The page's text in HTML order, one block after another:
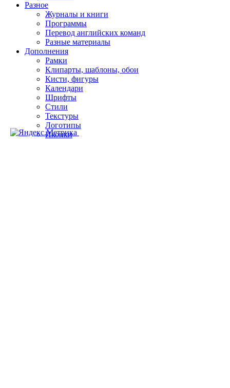
Разное
Журналы и книги
Программы
Перевод английских команд
Разные материалы
Дополнения
Рамки
Клипарты, шаблоны, обои
Кисти, фигуры
Календари
Шрифты
Стили
Текстуры
Логотипы
Иконки